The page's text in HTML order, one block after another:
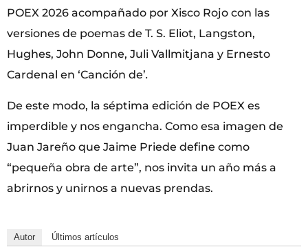
POEX 2026 acompañado por Xisco Rojo con las
versiones de poemas de T. S. Eliot, Langston,
Hughes, John Donne, Juli Vallmitjana y Ernesto
Cardenal en ‘Canción de’.
De este modo, la séptima edición de POEX es
imperdible y nos engancha. Como esa imagen de
Juan Jareño que Jaime Priede define como
“pequeña obra de arte”, nos invita un año más a
abrirnos y unirnos a nuevas prendas.
Autor Últimos artículos